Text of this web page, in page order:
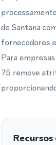
de Santana
fornecedores
Para
75 remove